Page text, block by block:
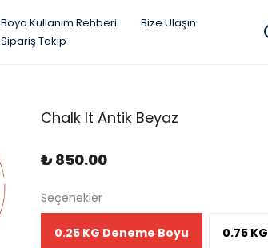
Boya Kullanım Rehberi
Bize Ulaşın
Sipariş Takip
Chalk It Antik Beyaz
₺ 850.00
Seçenekler
0.25 KG Deneme Boyu 0.75 KG